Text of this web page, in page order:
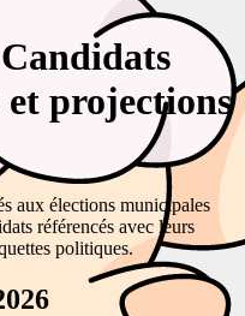
et projections
aux élections municipales
référencés avec leurs
politiques.